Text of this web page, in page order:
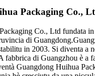
Packaging Co.,
Co., Ltd fundata
di
in 2003. Si diventa a
fabbrica di Guangzhou è a
Guangdong Huihua